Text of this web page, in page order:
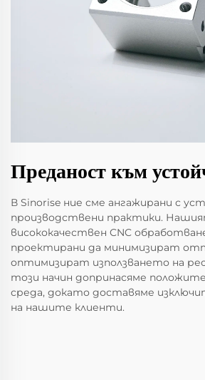
Преданост към
В Sinorise ние сме ангажирани с
производствени практики.
висококачествен CNC
проектирани да минимизират
оптимизират използването на
този начин допринасяме
среда, докато доставяме
на нашите клиенти.